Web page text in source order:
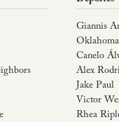
Giannis
Canelo
Alex
Jake Paul
Victor
Rhea